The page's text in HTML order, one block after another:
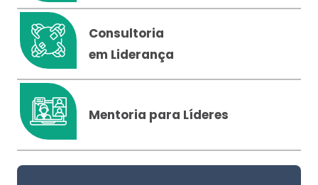
Consultoria
em Liderança
Mentoria para Líderes